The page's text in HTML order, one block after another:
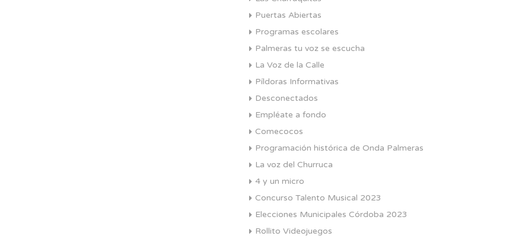
Puertas Abiertas
Programas escolares
Palmeras tu voz se escucha
La Voz de la Calle
Píldoras Informativas
Desconectados
Empléate a fondo
Comecocos
Programación histórica de Onda Palmeras
La voz del Churruca
4 y un micro
Concurso Talento Musical 2023
Elecciones Municipales Córdoba 2023
Rollito Videojuegos